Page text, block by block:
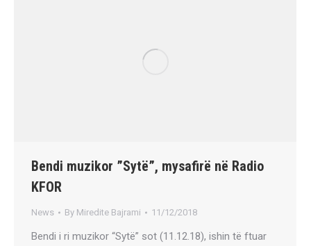
Bendi muzikor ”Sytë”, mysafirë në Radio
KFOR
News By Miredite Bajrami 11/12/2018
Bendi i ri muzikor “Sytë” sot (11.12.18), ishin të ftuar